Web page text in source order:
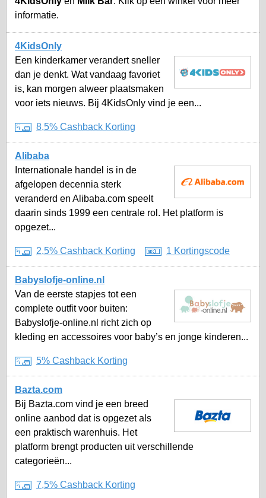
informatie.
4KidsOnly
Een kinderkamer verandert sneller
dan je denkt. Wat vandaag favoriet
is, kan morgen alweer plaatsmaken
voor iets nieuws. Bij 4KidsOnly vind je een...
8,5% Cashback Korting
Alibaba
Internationale handel is in de
afgelopen decennia sterk
veranderd en Alibaba.com speelt
daarin sinds 1999 een centrale rol. Het platform is
opgezet...
2,5% Cashback Korting 1 Kortingscode
Babyslofje-online.nl
Van de eerste stapjes tot een
complete outfit voor buiten:
Babyslofje-online.nl richt zich op
kleding en accessoires voor baby’s en jonge kinderen...
5% Cashback Korting
Bazta.com
Bij Bazta.com vind je een breed
online aanbod dat is opgezet als
een praktisch warenhuis. Het
platform brengt producten uit verschillende
categorieën...
7,5% Cashback Korting